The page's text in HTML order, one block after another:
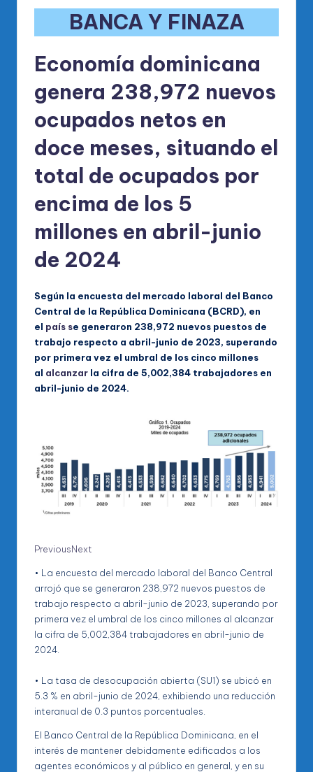
BANCA Y FINAZA
Economía dominicana
genera 238,972 nuevos
ocupados netos en
doce meses, situando el
total de ocupados por
encima de los 5
millones en abril-junio
de 2024
Según la encuesta del mercado laboral del Banco
Central de la República Dominicana (BCRD), en
el país se generaron 238,972 nuevos puestos de
trabajo respecto a abril-junio de 2023, superando
por primera vez el umbral de los cinco millones
al alcanzar la cifra de 5,002,384 trabajadores en
abril-junio de 2024.
PreviousNext
• La encuesta del mercado laboral del Banco Central
arrojó que se generaron 238,972 nuevos puestos de
trabajo respecto a abril-junio de 2023, superando por
primera vez el umbral de los cinco millones al alcanzar
la cifra de 5,002,384 trabajadores en abril-junio de
2024.
• La tasa de desocupación abierta (SU1) se ubicó en
5.3 % en abril-junio de 2024, exhibiendo una reducción
interanual de 0.3 puntos porcentuales.
El Banco Central de la República Dominicana, en el
interés de mantener debidamente edificados a los
agentes económicos y al público en general, y en su